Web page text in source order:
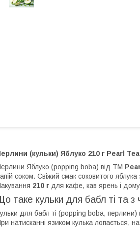
(кульки) Яблуко 210 г Pearl Tea
Яблуко (popping boba) від ТМ
соком. Свіжий смак соковитого
210 г для кафе, кав ярень і
таке кульки для бабл ті та з
для бабл ті (popping boba,
натисканні язиком кулька лопається,